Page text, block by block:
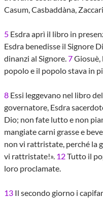
Casum, Casbaddàna,
5 Esdra aprì il libro in
Esdra benedisse il Signore
dinanzi al Signore.7Giosuè,
popolo e il popolo stava in
8 Essi leggevano nel libro
governatore, Esdra
Dio; non fate lutto e non
mangiate carni grasse e
non vi rattristate, perché la
vi rattristate!». 12Tutto il
loro proclamate.
13 Il secondo giorno i